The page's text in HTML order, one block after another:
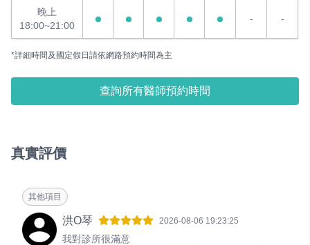
晚上
18:00~21:00
- -
*詳細時間及國定假日請依網路預約時間為主
查詢所有醫師預約時間
真實評價
其他項目
洪O琴 2026-08-06 19:23:25
我對診所很滿意